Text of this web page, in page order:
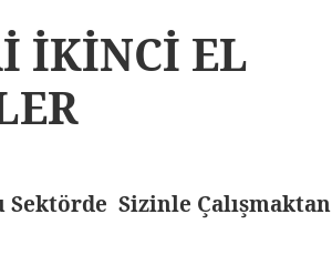
İKİNCİ EL
Sektörde Sizinle Çalışmaktan